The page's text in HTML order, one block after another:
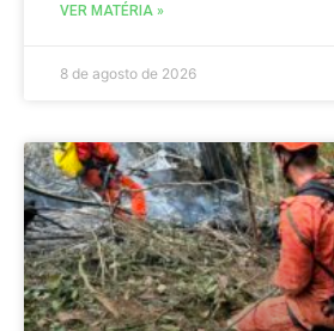
VER MATÉRIA »
8 de agosto de 2026